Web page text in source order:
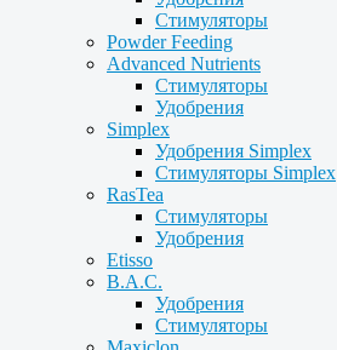
Стимуляторы
Powder Feeding
Advanced Nutrients
Стимуляторы
Удобрения
Simplex
Удобрения Simplex
Стимуляторы Simplex
RasTea
Стимуляторы
Удобрения
Etisso
B.A.C.
Удобрения
Стимуляторы